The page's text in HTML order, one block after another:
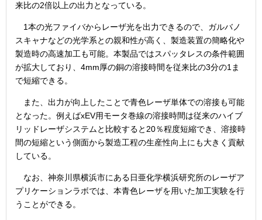
来比の2倍以上の出力となっている。
1本の光ファイバからレーザ光を出力できるので、ガルバノ
スキャナなどの光学系との親和性が高く、製造装置の簡略化や
製造時の高速加工も可能。本製品ではスパッタレスの条件範囲
が拡大しており、4mm厚の銅の溶接時間を従来比の3分の1ま
で短縮できる。
また、出力が向上したことで青色レーザ単体での溶接も可能
となった。例えばxEV用モータ巻線の溶接時間は従来のハイブ
リッドレーザシステムと比較すると20％程度短縮でき、溶接時
間の短縮という側面から製造工程の生産性向上にも大きく貢献
している。
なお、神奈川県横浜市にある日亜化学横浜研究所のレーザア
プリケーションラボでは、本青色レーザを用いた加工実験を行
うことができる。